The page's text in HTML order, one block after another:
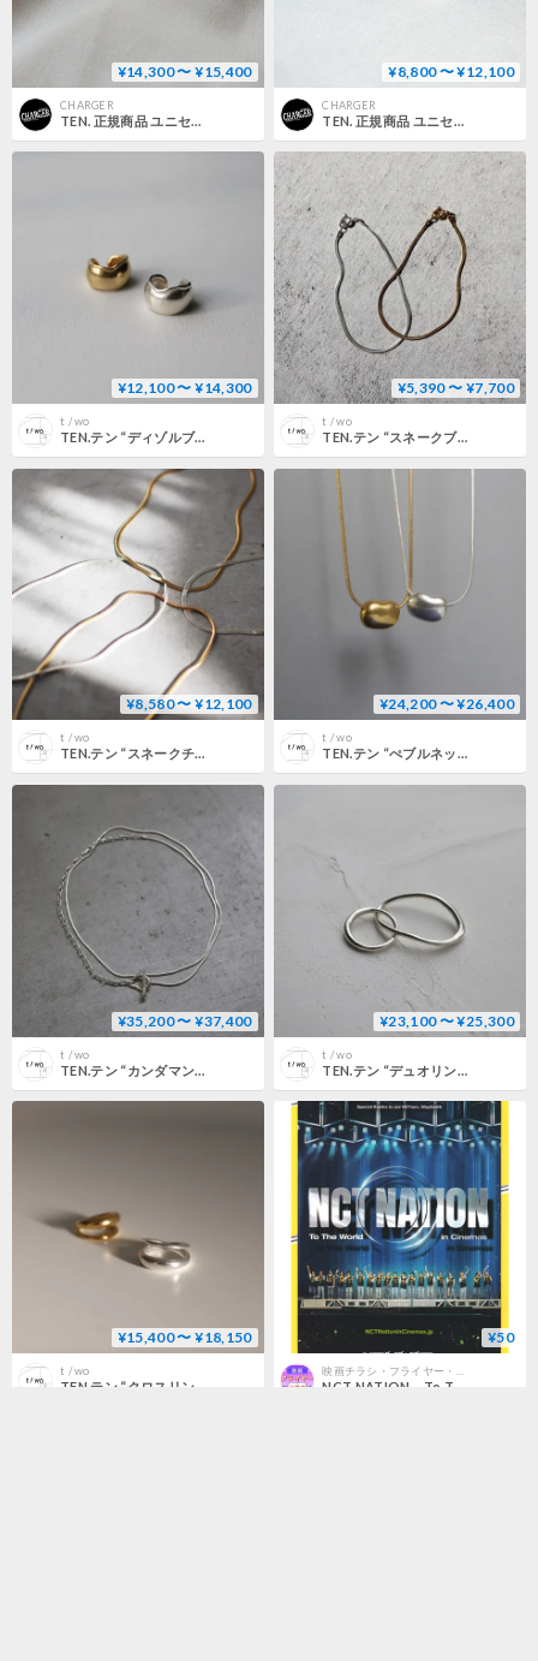
¥14,300 〜 ¥15,400
CHARGER
TEN. 正規商品 ユニセックス アクセサリー テン クリーパー ピアス シルバー/ゴールド【即日発送】(pi-0121)(pig-0121)
¥8,800 〜 ¥12,100
CHARGER
TEN. 正規商品 ユニセックス アクセサリー テン インターポーズ ピアス シルバー/ゴールド【即日発送】(pi-0102)(pig-0102)
¥12,100 〜 ¥14,300
t / wo
TEN.テン “ディゾルブイヤーカフ”
¥5,390 〜 ¥7,700
t / wo
TEN.テン “スネークブレスレット”
¥8,580 〜 ¥12,100
t / wo
TEN.テン “スネークチョーカー”
¥24,200 〜 ¥26,400
t / wo
TEN.テン “ぺブルネックレス”
¥35,200 〜 ¥37,400
t / wo
¥23,100 〜 ¥25,300
t / wo
¥15,400 〜 ¥18,150
t / wo
¥50